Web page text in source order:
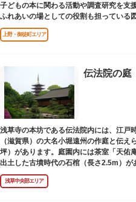
子どもの本に関わる活動や調査研究を支
ふれあいの場としての役割も担っている
レンガ棟は、明治39年（1906）に建てら
利用しています。
上野・御徒町エリア
伝法院の庭
浅草寺の本坊である伝法院内には、江戸
（滋賀県）の大名小堀遠州の作庭と伝
坪）があります。庭園内には茶室「天佑
出土した古墳時代の石棺（長さ2.5m）
が、不定期で特別公開されることがありま
浅草中央部エリア